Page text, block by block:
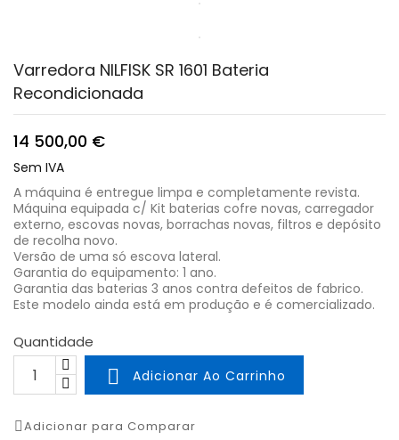
Varredora NILFISK SR 1601 Bateria
Recondicionada
14 500,00 €
Sem IVA
A máquina é entregue limpa e completamente revista.
Máquina equipada c/ Kit baterias cofre novas, carregador
externo, escovas novas, borrachas novas, filtros e depósito
de recolha novo.
Versão de uma só escova lateral.
Garantia do equipamento: 1 ano.
Garantia das baterias 3 anos contra defeitos de fabrico.
Este modelo ainda está em produção e é comercializado.
Quantidade
 Adicionar Ao Carrinho
Adicionar para Comparar